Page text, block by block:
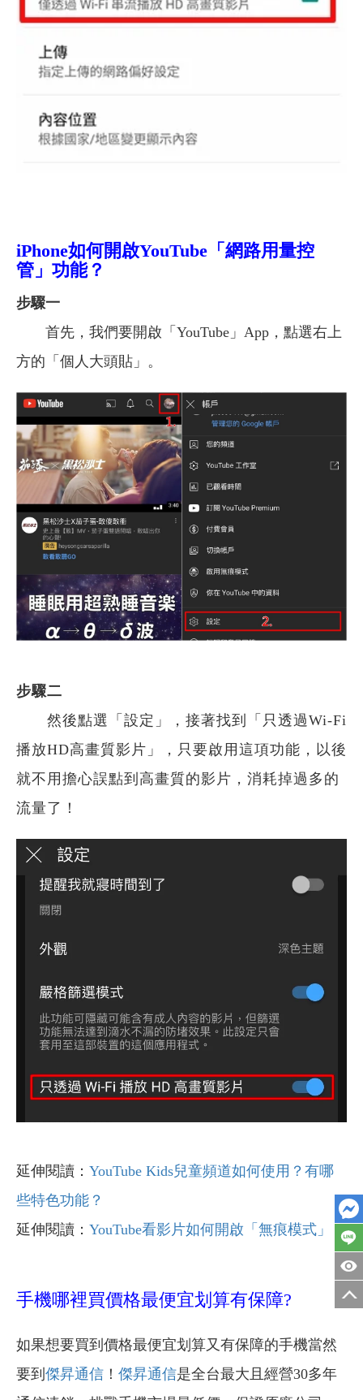
iPhone如何開啟YouTube「網路用量控
管」功能？
步驟一
首先，我們要開啟「YouTube」App，點選右上
方的「個人大頭貼」。
步驟二
然後點選「設定」，接著找到「只透過Wi-Fi
播放HD高畫質影片」，只要啟用這項功能，以後
就不用擔心誤點到高畫質的影片，消耗掉過多的
流量了！
延伸閱讀： YouTube Kids兒童頻道如何使用？有哪
些特色功能？
延伸閱讀： YouTube看影片如何開啟「無痕模式」？
手機哪裡買價格最便宜划算有保障?
如果想要買到價格最便宜划算又有保障的手機當然
要到 傑昇通信 ！ 傑昇通信是全台最大且經營30多年